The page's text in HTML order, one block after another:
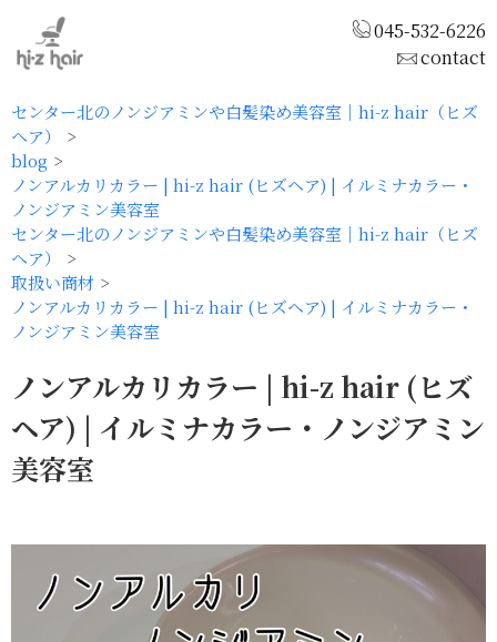
045-532-6226
contact
センター北のノンジアミンや白髪染め美容室｜hi-z hair（ヒズ
ヘア）
blog
ノンアルカリカラー | hi-z hair (ヒズヘア) | イルミナカラー・
ノンジアミン美容室
センター北のノンジアミンや白髪染め美容室｜hi-z hair（ヒズ
ヘア）
取扱い商材
ノンアルカリカラー | hi-z hair (ヒズヘア) | イルミナカラー・
ノンジアミン美容室
ノンアルカリカラー | hi-z hair (ヒズ
ヘア) | イルミナカラー・ノンジアミン
美容室